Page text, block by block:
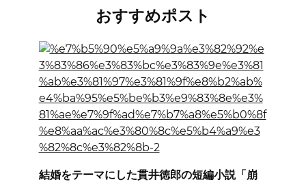
おすすめポスト
結婚をテーマにした貫井徳郎の短編小説「崩